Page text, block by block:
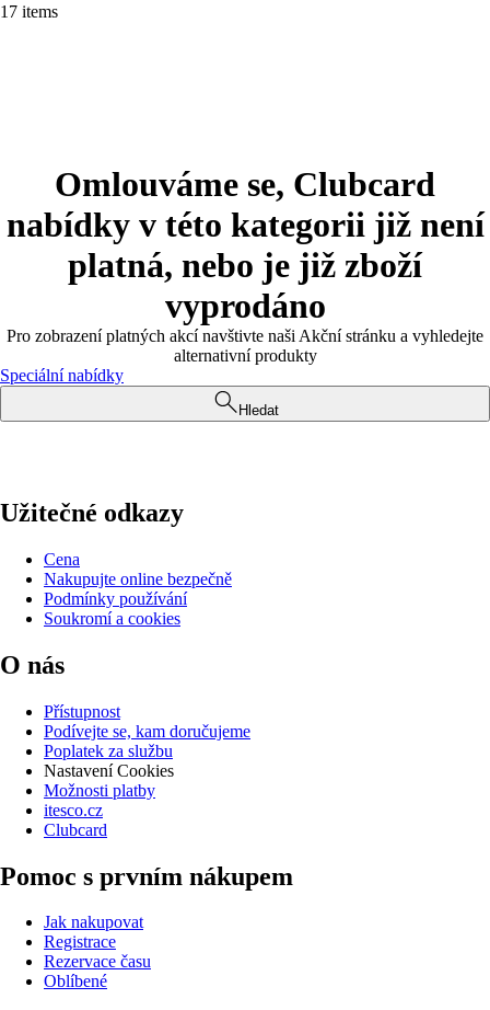
17 items
Omlouváme se, Clubcard
nabídky v této kategorii již není
platná, nebo je již zboží
vyprodáno
Pro zobrazení platných akcí navštivte naši Akční stránku a vyhledejte
alternativní produkty
Speciální nabídky
Hledat
Užitečné odkazy
Cena
Nakupujte online bezpečně
Podmínky používání
Soukromí a cookies
O nás
Přístupnost
Podívejte se, kam doručujeme
Poplatek za službu
Nastavení Cookies
Možnosti platby
itesco.cz
Clubcard
Pomoc s prvním nákupem
Jak nakupovat
Registrace
Rezervace času
Oblíbené